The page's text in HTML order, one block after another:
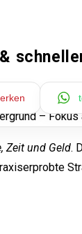
Zeit und Geld.